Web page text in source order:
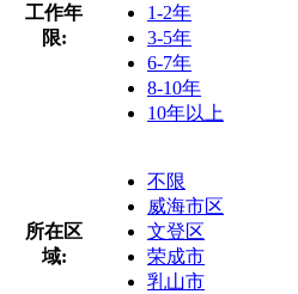
工作年
限:
1-2年
3-5年
6-7年
8-10年
10年以上
所在区
域:
不限
威海市区
文登区
荣成市
乳山市